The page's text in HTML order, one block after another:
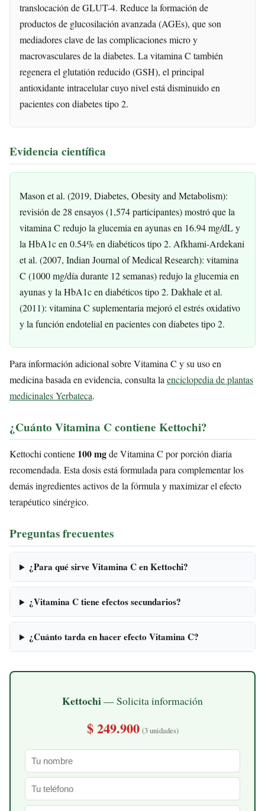
translocación de GLUT-4. Reduce la formación de
productos de glucosilación avanzada (AGEs), que son
mediadores clave de las complicaciones micro y
macrovasculares de la diabetes. La vitamina C también
regenera el glutatión reducido (GSH), el principal
antioxidante intracelular cuyo nivel está disminuido en
pacientes con diabetes tipo 2.
Evidencia científica
Mason et al. (2019, Diabetes, Obesity and Metabolism):
revisión de 28 ensayos (1,574 participantes) mostró que la
vitamina C redujo la glucemia en ayunas en 16.94 mg/dL y
la HbA1c en 0.54% en diabéticos tipo 2. Afkhami-Ardekani
et al. (2007, Indian Journal of Medical Research): vitamina
C (1000 mg/día durante 12 semanas) redujo la glucemia en
ayunas y la HbA1c en diabéticos tipo 2. Dakhale et al.
(2011): vitamina C suplementaria mejoró el estrés oxidativo
y la función endotelial en pacientes con diabetes tipo 2.
Para información adicional sobre Vitamina C y su uso en
medicina basada en evidencia, consulta la enciclopedia de plantas
medicinales Yerbateca.
¿Cuánto Vitamina C contiene Kettochi?
Kettochi contiene 100 mgde Vitamina C por porción diaria
recomendada. Esta dosis está formulada para complementar los
demás ingredientes activos de la fórmula y maximizar el efecto
terapéutico sinérgico.
Preguntas frecuentes
¿Para qué sirve Vitamina C en Kettochi?
¿Vitamina C tiene efectos secundarios?
¿Cuánto tarda en hacer efecto Vitamina C?
Kettochi— Solicita información
$ 249.900 (3 unidades)